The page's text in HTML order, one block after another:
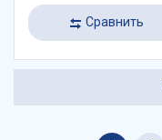
Сравнить